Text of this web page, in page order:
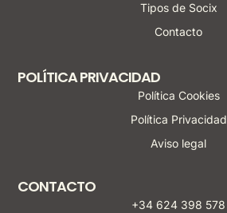
Tipos de Socix
Contacto
POLÍTICA PRIVACIDAD
Política Cookies
Política Privacidad
Aviso legal
CONTACTO
+34 624 398 578